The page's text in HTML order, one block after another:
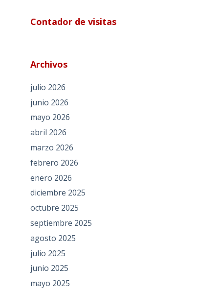
Contador de visitas
Archivos
julio 2026
junio 2026
mayo 2026
abril 2026
marzo 2026
febrero 2026
enero 2026
diciembre 2025
octubre 2025
septiembre 2025
agosto 2025
julio 2025
junio 2025
mayo 2025